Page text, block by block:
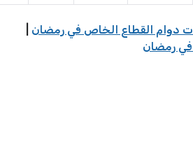
دوام القطاع الخاص في رمضان
في رمضان